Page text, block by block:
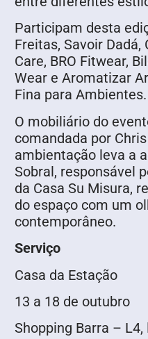
Participam desta
Freitas, Savoir Dadá,
Care, BRO Fitwear,
Wear e Aromatizar
Fina para Ambientes.
O mobiliário do
comandada por
ambientação leva a
Sobral, responsável
da Casa Su Misura,
do espaço com um
contemporâneo.
Serviço
Casa da Estação
13 a 18 de outubro
Shopping Barra – L4,